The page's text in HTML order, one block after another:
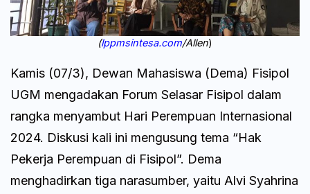
(lppmsintesa.com/Allen)
Kamis (07/3), Dewan Mahasiswa (Dema) Fisipol
UGM mengadakan Forum Selasar Fisipol dalam
rangka menyambut Hari Perempuan Internasional
2024. Diskusi kali ini mengusung tema “Hak
Pekerja Perempuan di Fisipol”. Dema
menghadirkan tiga narasumber, yaitu Alvi Syahrina